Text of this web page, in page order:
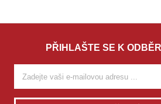
PŘIHLAŠTE SE K